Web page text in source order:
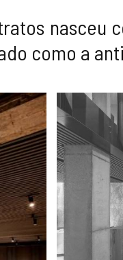
nasceu
como a